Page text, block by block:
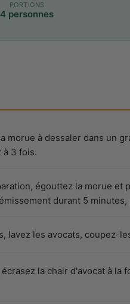
PORTIONS
4 personnes
morue à dessaler dans un
à 3 fois.
égouttez la morue et
durant 5
lavez les avocats, coupez-
écrasez la chair d'avocat à